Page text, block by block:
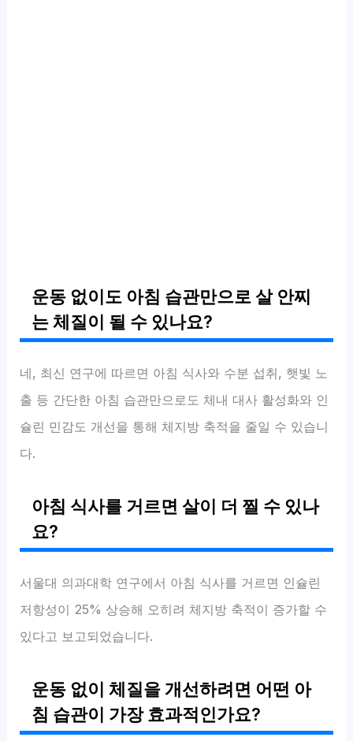
운동 없이도 아침 습관만으로 살 안찌
는 체질이 될 수 있나요?
네, 최신 연구에 따르면 아침 식사와 수분 섭취, 햇빛 노
출 등 간단한 아침 습관만으로도 체내 대사 활성화와 인
슐린 민감도 개선을 통해 체지방 축적을 줄일 수 있습니
다.
아침 식사를 거르면 살이 더 찔 수 있나
요?
서울대 의과대학 연구에서 아침 식사를 거르면 인슐린
저항성이 25% 상승해 오히려 체지방 축적이 증가할 수
있다고 보고되었습니다.
운동 없이 체질을 개선하려면 어떤 아
침 습관이 가장 효과적인가요?